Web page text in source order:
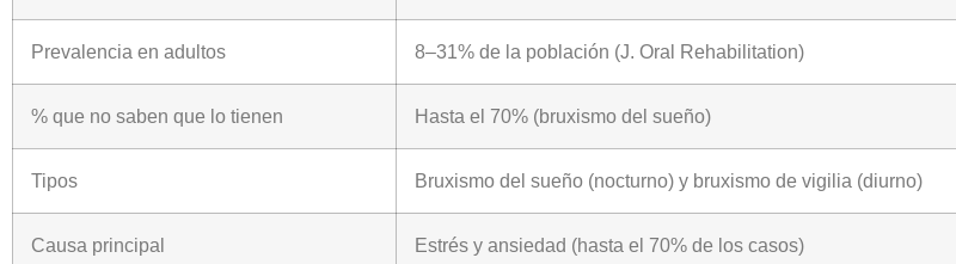
Prevalencia en adultos 8–31% de la población (J. Oral Rehabilitation)
% que no saben que lo tienen Hasta el 70% (bruxismo del sueño)
Tipos Bruxismo del sueño (nocturno) y bruxismo de vigilia (diurno)
Causa principal Estrés y ansiedad (hasta el 70% de los casos)